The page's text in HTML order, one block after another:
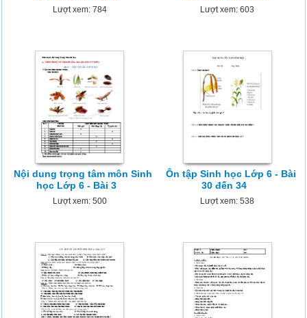
Lượt xem: 784 Lượt xem: 603
Nội dung trọng tâm môn Sinh
học Lớp 6 - Bài 3
Lượt xem: 500
Ôn tập Sinh học Lớp 6 - Bài
30 đến 34
Lượt xem: 538